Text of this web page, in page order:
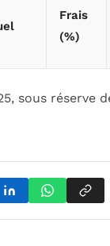
Frais
(%)
sous réserve